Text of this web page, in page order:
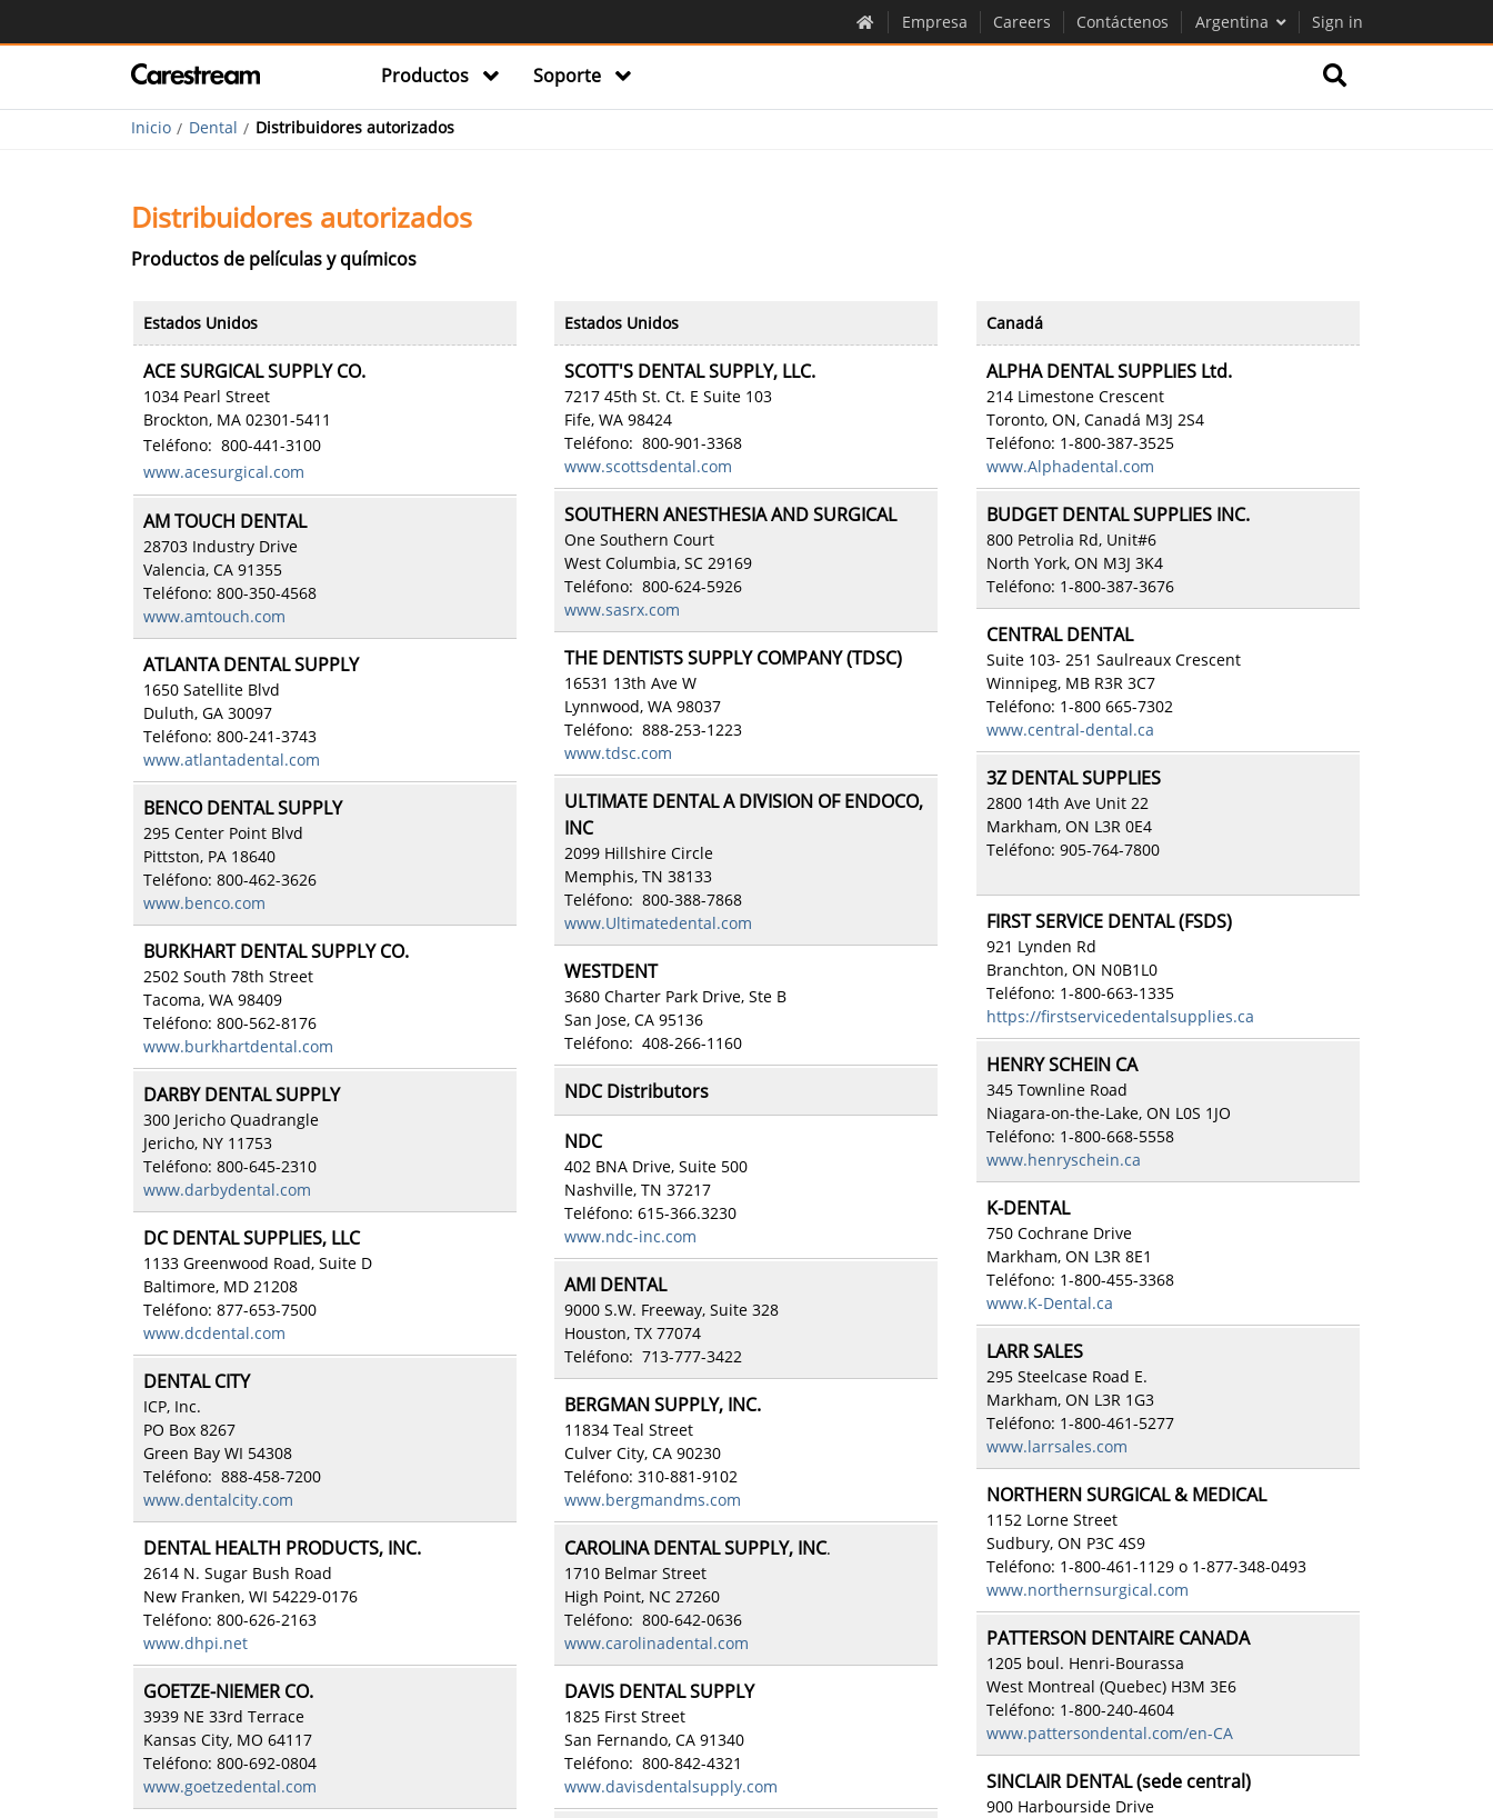
Empresa Careers Contáctenos Argentina Sign in
Productos Soporte
Inicio Dental Distribuidores autorizados
Distribuidores autorizados
Productos de películas y químicos
Estados Unidos
ACE SURGICAL SUPPLY CO.
1034 Pearl Street
Brockton, MA 02301-5411
Teléfono: 800-441-3100
www.acesurgical.com
AM TOUCH DENTAL
28703 Industry Drive
Valencia, CA 91355
Teléfono: 800-350-4568
www.amtouch.com
ATLANTA DENTAL SUPPLY
1650 Satellite Blvd
Duluth, GA 30097
Teléfono: 800-241-3743
www.atlantadental.com
BENCO DENTAL SUPPLY
295 Center Point Blvd
Pittston, PA 18640
Teléfono: 800-462-3626
www.benco.com
BURKHART DENTAL SUPPLY CO.
2502 South 78th Street
Tacoma, WA 98409
Teléfono: 800-562-8176
www.burkhartdental.com
DARBY DENTAL SUPPLY
300 Jericho Quadrangle
Jericho, NY 11753
Teléfono: 800-645-2310
www.darbydental.com
DC DENTAL SUPPLIES, LLC
1133 Greenwood Road, Suite D
Baltimore, MD 21208
Teléfono: 877-653-7500
www.dcdental.com
DENTAL CITY
ICP, Inc.
PO Box 8267
Green Bay WI 54308
Teléfono: 888-458-7200
www.dentalcity.com
DENTAL HEALTH PRODUCTS, INC.
2614 N. Sugar Bush Road
New Franken, WI 54229-0176
Teléfono: 800-626-2163
www.dhpi.net
GOETZE-NIEMER CO.
3939 NE 33rd Terrace
Kansas City, MO 64117
Teléfono: 800-692-0804
www.goetzedental.com
Estados Unidos
SCOTT'S DENTAL SUPPLY, LLC.
7217 45th St. Ct. E Suite 103
Fife, WA 98424
Teléfono: 800-901-3368
www.scottsdental.com
SOUTHERN ANESTHESIA AND SURGICAL
One Southern Court
West Columbia, SC 29169
Teléfono: 800-624-5926
www.sasrx.com
THE DENTISTS SUPPLY COMPANY (TDSC)
16531 13th Ave W
Lynnwood, WA 98037
Teléfono: 888-253-1223
www.tdsc.com
ULTIMATE DENTAL A DIVISION OF ENDOCO,
INC
2099 Hillshire Circle
Memphis, TN 38133
Teléfono: 800-388-7868
www.Ultimatedental.com
WESTDENT
3680 Charter Park Drive, Ste B
San Jose, CA 95136
Teléfono: 408-266-1160
NDC Distributors
NDC
402 BNA Drive, Suite 500
Nashville, TN 37217
Teléfono: 615-366.3230
www.ndc-inc.com
AMI DENTAL
9000 S.W. Freeway, Suite 328
Houston, TX 77074
Teléfono: 713-777-3422
BERGMAN SUPPLY, INC.
11834 Teal Street
Culver City, CA 90230
Teléfono: 310-881-9102
www.bergmandms.com
CAROLINA DENTAL SUPPLY, INC.
1710 Belmar Street
High Point, NC 27260
Teléfono: 800-642-0636
www.carolinadental.com
DAVIS DENTAL SUPPLY
1825 First Street
San Fernando, CA 91340
Teléfono: 800-842-4321
www.davisdentalsupply.com
Canadá
ALPHA DENTAL SUPPLIES Ltd.
214 Limestone Crescent
Toronto, ON, Canadá M3J 2S4
Teléfono: 1-800-387-3525
www.Alphadental.com
BUDGET DENTAL SUPPLIES INC.
800 Petrolia Rd, Unit#6
North York, ON M3J 3K4
Teléfono: 1-800-387-3676
CENTRAL DENTAL
Suite 103- 251 Saulreaux Crescent
Winnipeg, MB R3R 3C7
Teléfono: 1-800 665-7302
www.central-dental.ca
3Z DENTAL SUPPLIES
2800 14th Ave Unit 22
Markham, ON L3R 0E4
Teléfono: 905-764-7800
FIRST SERVICE DENTAL (FSDS)
921 Lynden Rd
Branchton, ON N0B1L0
Teléfono: 1-800-663-1335
https://firstservicedentalsupplies.ca
HENRY SCHEIN CA
345 Townline Road
Niagara-on-the-Lake, ON L0S 1JO
Teléfono: 1-800-668-5558
www.henryschein.ca
K-DENTAL
750 Cochrane Drive
Markham, ON L3R 8E1
Teléfono: 1-800-455-3368
www.K-Dental.ca
LARR SALES
295 Steelcase Road E.
Markham, ON L3R 1G3
Teléfono: 1-800-461-5277
www.larrsales.com
NORTHERN SURGICAL & MEDICAL
1152 Lorne Street
Sudbury, ON P3C 4S9
Teléfono: 1-800-461-1129 o 1-877-348-0493
www.northernsurgical.com
PATTERSON DENTAIRE CANADA
1205 boul. Henri-Bourassa
West Montreal (Quebec) H3M 3E6
Teléfono: 1-800-240-4604
www.pattersondental.com/en-CA
SINCLAIR DENTAL (sede central)
900 Harbourside Drive